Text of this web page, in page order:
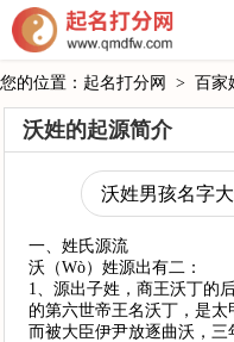
您的位置： 起名打分网 > 百家
沃姓的起源简介
沃姓男孩名字
一、姓氏源流
沃（Wò）姓源出有二：
1、源出子姓，商王沃丁的
的第六世帝王名沃丁，是
而被大臣伊尹放逐曲沃，三